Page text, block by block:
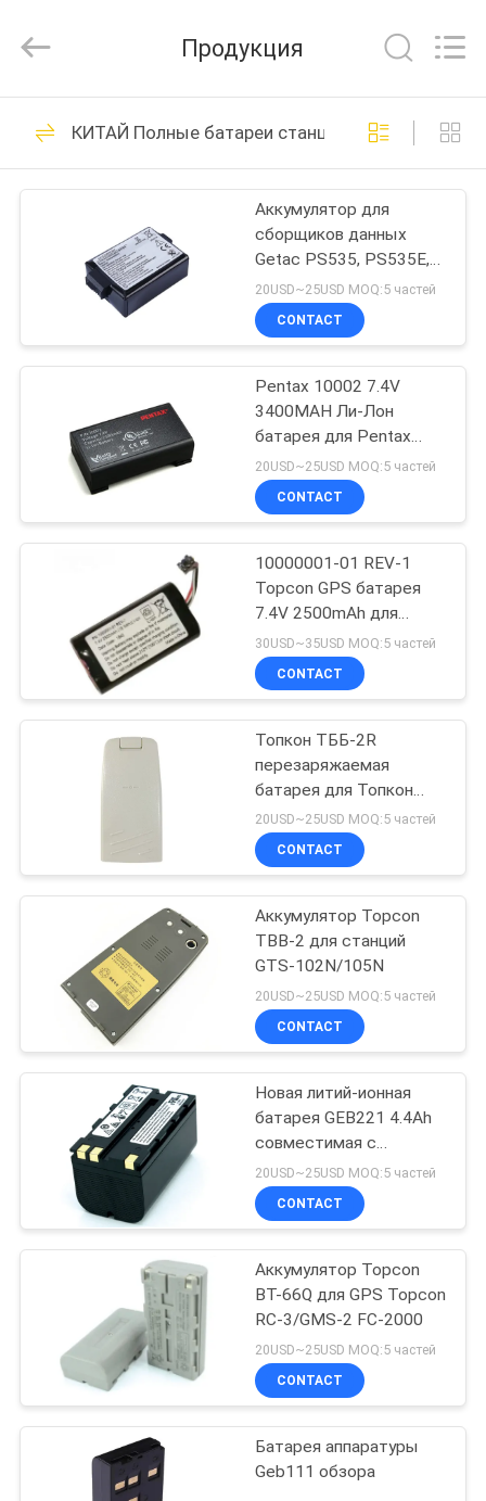
ДОМ
ПРОДУКТЫ
ПУТЕШЕСТВИЕ
ПРОВЕРКА
КАЧЕСТВА
СВЯЖИТЕСЬ
СПРОСИТЕ
ЦИТАТУ
PRIVACY
Instrument
Co.,Ltd.
Reserved.
Исследуя призма
рефлектора
23
Призма обзора
мини
33
Призма 360
градусов
полная призма
станции
11
Поляк Bipod
призмы
11
поляк волокна
углерода
телескопичный
Продукция
КИТАЙ Полные батареи станции
Аккумулятор для
сборщиков данных
Getac PS535, PS535E,
PS535F и Sokkia Topcon
FC-25A, SHC-25
20USD~25USD MOQ:5 частей
CONTACT
Pentax 10002 7.4V
3400MAH Ли-Лон
батарея для Pentax
RTK GNSS G3100
20USD~25USD MOQ:5 частей
CONTACT
10000001-01 REV-1
Topcon GPS батарея
7.4V 2500mAh для
Topcon SR GPS GNSS
30USD~35USD MOQ:5 частей
CONTACT
Топкон ТББ-2R
перезаряжаемая
батарея для Топкон
Тотальной станции
GTS-102N GTS-102R
20USD~25USD MOQ:5 частей
CONTACT
Аккумулятор Topcon
TBB-2 для станций
GTS-102N/105N
20USD~25USD MOQ:5 частей
CONTACT
Новая литий-ионная
батарея GEB221 4.4Ah
совместимая с
приемником Leica GNSS
20USD~25USD MOQ:5 частей
CONTACT
Аккумулятор Topcon
BT-66Q для GPS Topcon
RC-3/GMS-2 FC-2000
20USD~25USD MOQ:5 частей
CONTACT
Батарея аппаратуры
Geb111 обзора